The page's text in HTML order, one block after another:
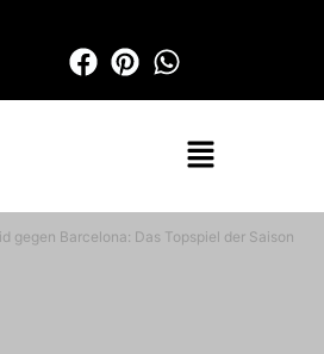
gegen Barcelona: Das Topspiel der Saison